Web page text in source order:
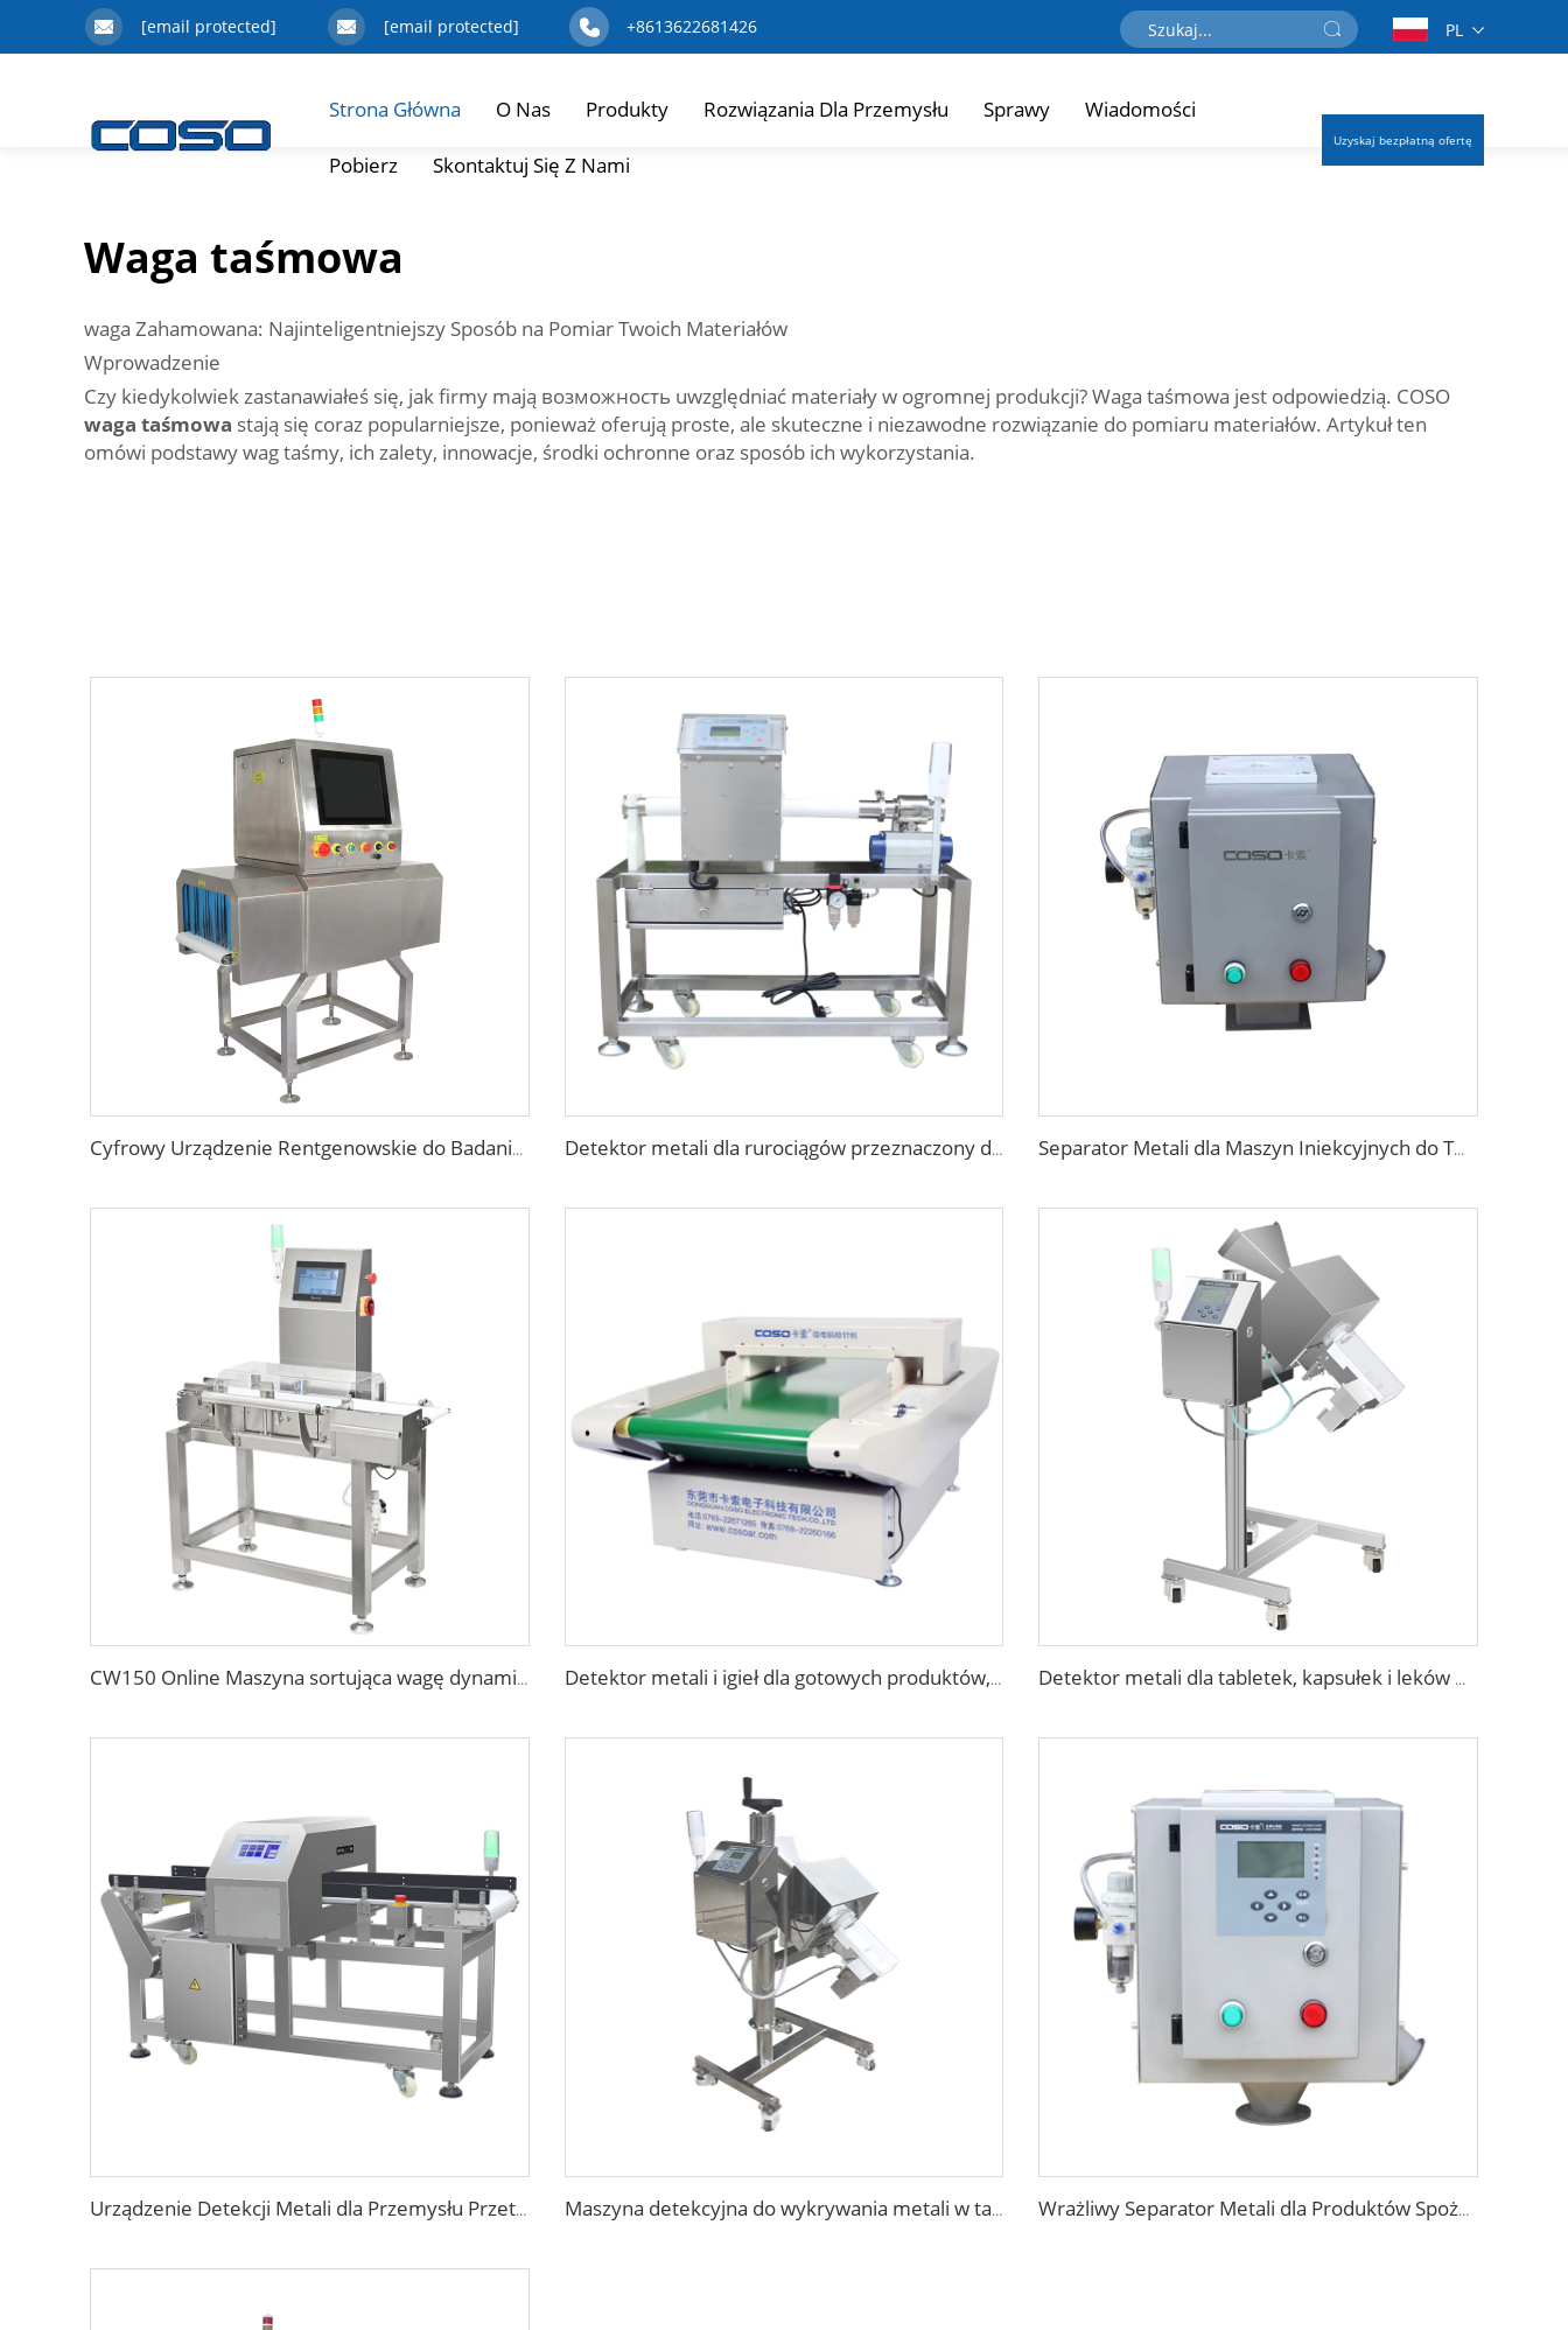
[email protected] [email protected] +8613622681426 PL
Strona Główna O Nas Produkty Rozwiązania Dla Przemysłu Sprawy Wiadomości
Pobierz Skontaktuj Się Z Nami
Uzyskaj bezpłatną ofertę
Waga taśmowa
waga Zahamowana: Najinteligentniejszy Sposób na Pomiar Twoich Materiałów
Wprowadzenie
Czy kiedykolwiek zastanawiałeś się, jak firmy mają возможность uwzględniać materiały w ogromnej produkcji? Waga taśmowa jest odpowiedzią. COSO
waga taśmowa stają się coraz popularniejsze, ponieważ oferują proste, ale skuteczne i niezawodne rozwiązanie do pomiaru materiałów. Artykuł ten
omówi podstawy wag taśmy, ich zalety, innowacje, środki ochronne oraz sposób ich wykorzystania.
Cyfrowy Urządzenie Rentgenowskie do Badania Opakowań Żywnościowych, Toreb, Butelek i Słoików Detektor metali dla rurociągów przeznaczony do wykrywania metali w ciekłych produktach spożywczych, pasty, sosu Separator Metali dla Maszyn Iniekcyjnych do Tworzyw Sztucznych z Głowicą Wolnego Spadku
CW150 Online Maszyna sortująca wagę dynamicznie dla przemysłu spożywczego Detektor metali i igieł dla gotowych produktów, bielizny, skarpetek i butów Detektor metali dla tabletek, kapsułek i leków w przemyśle farmaceutycznym
Urządzenie Detekcji Metali dla Przemysłu Przetwarzania Żywności Maszyna detekcyjna do wykrywania metali w tabletkach i pigułkach w aptece Wrażliwy Separator Metali dla Produktów Spożywczych w Wolnym Spadku dla Granul Tworzyw Sztucznych